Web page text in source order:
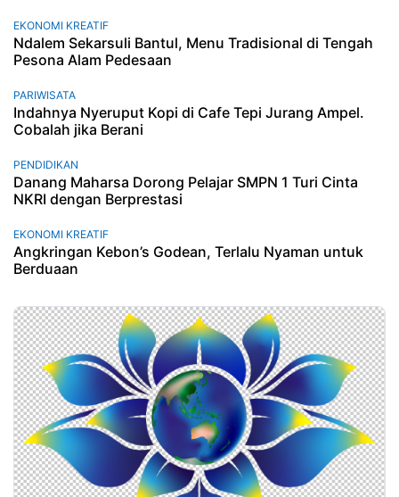
EKONOMI KREATIF
Ndalem Sekarsuli Bantul, Menu Tradisional di Tengah
Pesona Alam Pedesaan
PARIWISATA
Indahnya Nyeruput Kopi di Cafe Tepi Jurang Ampel.
Cobalah jika Berani
PENDIDIKAN
Danang Maharsa Dorong Pelajar SMPN 1 Turi Cinta
NKRI dengan Berprestasi
EKONOMI KREATIF
Angkringan Kebon’s Godean, Terlalu Nyaman untuk
Berduaan